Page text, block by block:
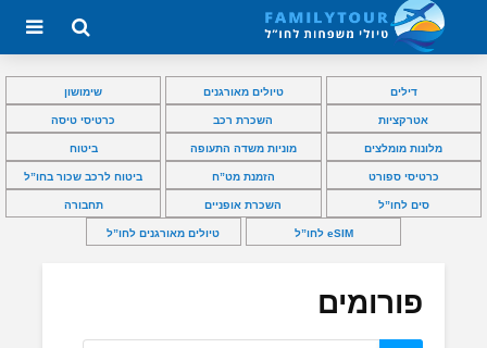
דילים טיולים מאורגנים שימושון
אטרקציות השכרת רכב כרטיסי טיסה
מלונות מומלצים מוניות משדה התעופה ביטוח
כרטיסי ספורט הזמנת מט”ח ביטוח לרכב שכור בחו”ל
סים לחו”ל השכרת אופניים תחבורה
eSIM לחו”ל טיולים מאורגנים לחו”ל
פורומים